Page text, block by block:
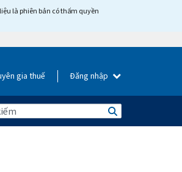
là phiên bản có thẩm quyền
gia thuế Đăng nhập